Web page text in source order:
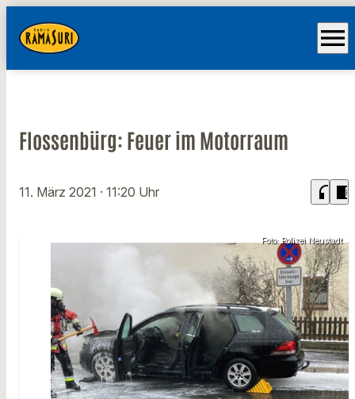
menu
Flossenbürg: Feuer im Motorraum
11. März 2021 · 11:20 Uhr headphones chrome_reader_mode
Foto: Polizei Neustadt